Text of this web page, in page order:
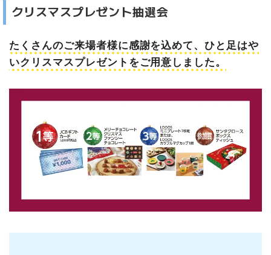
クリスマスプレゼント抽選会
たくさんのご来場者様に感謝を込めて、ひと足はや
いクリスマスプレゼントをご用意しました。